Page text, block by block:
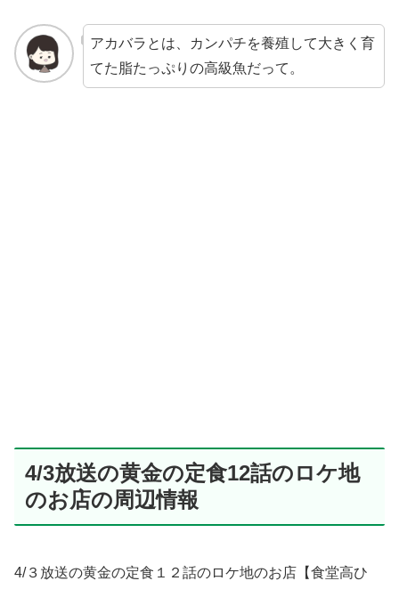
アカバラとは、カンパチを養殖して大きく育
てた脂たっぷりの高級魚だって。
4/3放送の黄金の定食12話のロケ地
のお店の周辺情報
4/３放送の黄金の定食１２話のロケ地のお店【食堂高ひ